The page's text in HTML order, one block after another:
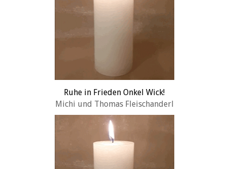
Ruhe in Frieden Onkel Wick!
Michi und Thomas Fleischanderl